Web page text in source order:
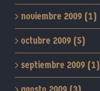
noviembre 2009 (1)
octubre 2009 (5)
septiembre 2009 (1)